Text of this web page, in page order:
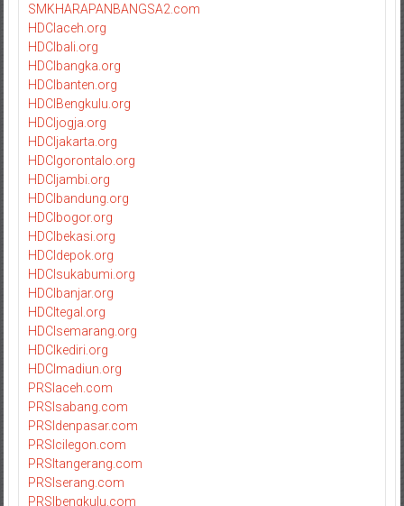
SMKHARAPANBANGSA2.com
HDCIaceh.org
HDCIbali.org
HDCIbangka.org
HDCIbanten.org
HDCIBengkulu.org
HDCIjogja.org
HDCIjakarta.org
HDCIgorontalo.org
HDCIjambi.org
HDCIbandung.org
HDCIbogor.org
HDCIbekasi.org
HDCIdepok.org
HDCIsukabumi.org
HDCIbanjar.org
HDCItegal.org
HDCIsemarang.org
HDCIkediri.org
HDCImadiun.org
PRSIaceh.com
PRSIsabang.com
PRSIdenpasar.com
PRSIcilegon.com
PRSItangerang.com
PRSIserang.com
PRSIbengkulu.com